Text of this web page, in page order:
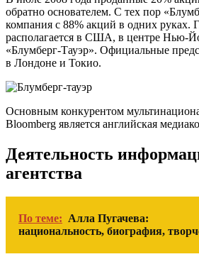
обратно основателем. С тех пор
компания с 88% акций в одних руках.
располагается в США, в центре Нью-
«Блумберг-Тауэр». Официальные
в Лондоне и Токио.
Основным конкурентом
Bloomberg является английская
Деятельность
агентства
По теме: Алла Пугачева:
национальность, биография,